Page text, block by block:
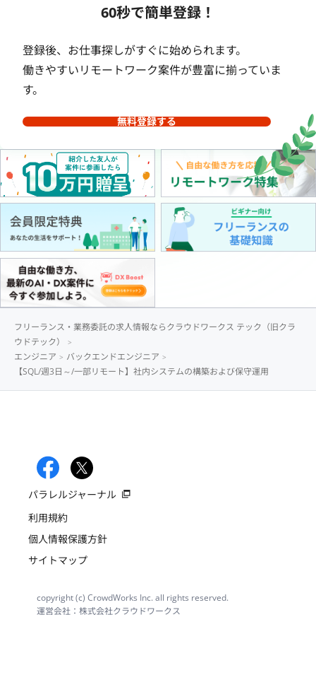
60秒で簡単登録！
登録後、お仕事探しがすぐに始められます。
働きやすいリモートワーク案件が豊富に揃っていま
す。
無料登録する
フリーランス・業務委託の求人情報ならクラウドワークス テック（旧クラ
ウドテック）
エンジニア
バックエンドエンジニア
【SQL/週3日～/一部リモート】社内システムの構築および保守運用
パラレルジャーナル
利用規約
個人情報保護方針
サイトマップ
copyright (c) CrowdWorks Inc. all rights reserved.
運営会社：株式会社クラウドワークス